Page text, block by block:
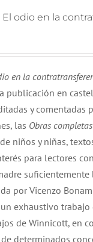
en la
publicación en
y comentadas
las Obras
niños y niñas,
para lectores
por Vicenzo
exhaustivo
de Winnicott, en
determinados